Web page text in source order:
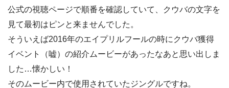
公式の視聴ページで順番を確認していて、クウバの文字を
見て最初はピンと来ませんでした。
そういえば2016年のエイプリルフールの時にクウバ獲得
イベント（嘘）の紹介ムービーがあったなあと思い出しま
した…懐かしい！
そのムービー内で使用されていたジングルですね。